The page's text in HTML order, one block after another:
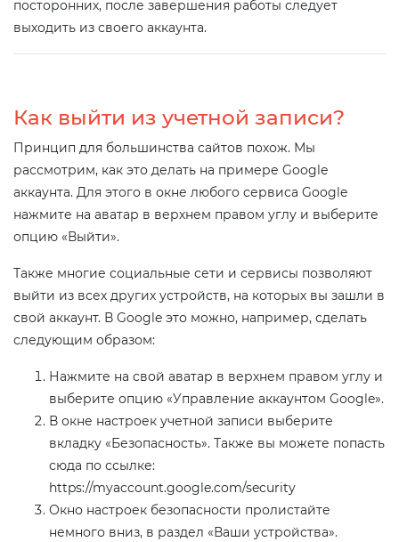
посторонних, после завершения работы следует
выходить из своего аккаунта.
Как выйти из учетной записи?
Принцип для большинства сайтов похож. Мы
рассмотрим, как это делать на примере Google
аккаунта. Для этого в окне любого сервиса Google
нажмите на аватар в верхнем правом углу и выберите
опцию «Выйти».
Также многие социальные сети и сервисы позволяют
выйти из всех других устройств, на которых вы зашли в
свой аккаунт. В Google это можно, например, сделать
следующим образом:
Нажмите на свой аватар в верхнем правом углу и
выберите опцию «Управление аккаунтом Google».
В окне настроек учетной записи выберите
вкладку «Безопасность». Также вы можете попасть
сюда по ссылке:
https://myaccount.google.com/security
Окно настроек безопасности пролистайте
немного вниз, в раздел «Ваши устройства».